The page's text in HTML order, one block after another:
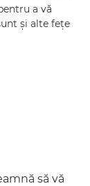
a vă
şi alte feţe
să vă